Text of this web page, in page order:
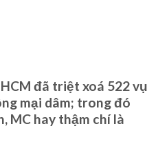
đã triệt xoá 522 vụ
mại dâm; trong đó
MC hay thậm chí là